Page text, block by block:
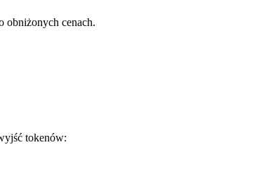
cenach.
tokenów: